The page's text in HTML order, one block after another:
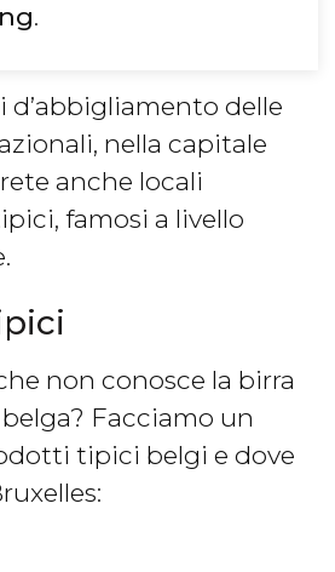
.
d’abbigliamento delle
nella capitale
anche locali
famosi a livello
non conosce la birra
Facciamo un
tipici belgi e dove